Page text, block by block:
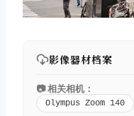
影像器材档案
📷 相关相机：
Olympus Zoom 140